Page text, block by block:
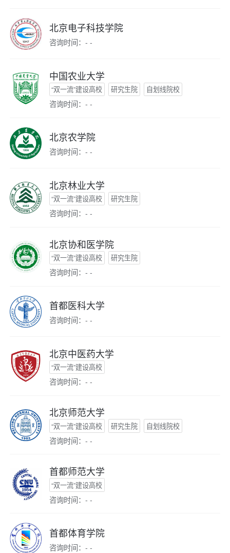
北京电子科技学院
咨询时间：- -
中国农业大学
“双一流”建设高校 研究生院 自划线院校
咨询时间：- -
北京农学院
咨询时间：- -
北京林业大学
“双一流”建设高校 研究生院
咨询时间：- -
北京协和医学院
“双一流”建设高校 研究生院
咨询时间：- -
首都医科大学
咨询时间：- -
北京中医药大学
“双一流”建设高校
咨询时间：- -
北京师范大学
“双一流”建设高校 研究生院 自划线院校
咨询时间：- -
首都师范大学
“双一流”建设高校
咨询时间：- -
首都体育学院
咨询时间：- -